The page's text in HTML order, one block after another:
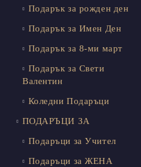
Подарък за рожден ден
Подарък за Имен Ден
Подарък за 8-ми март
Подарък за Свети
Валентин
Коледни Подаръци
ПОДАРЪЦИ ЗА
Подаръци за Учител
Подаръци за ЖЕНА